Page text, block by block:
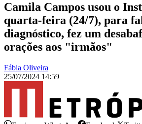
Camila Campos usou o
quarta-feira (24/7), para
diagnóstico, fez um
orações aos "irmãos"
Fábia Oliveira
25/07/2024 14:59